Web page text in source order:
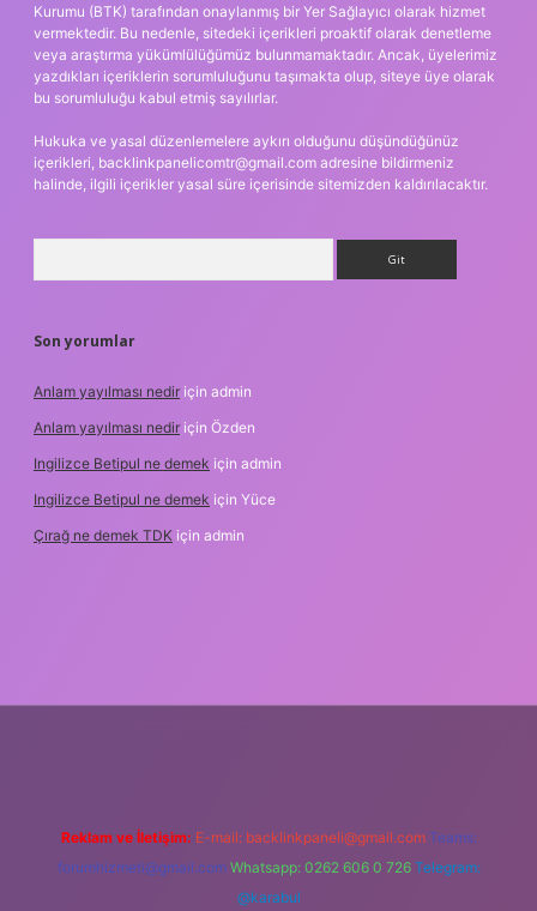
Kurumu (BTK) tarafından onaylanmış bir Yer Sağlayıcı olarak hizmet
vermektedir. Bu nedenle, sitedeki içerikleri proaktif olarak denetleme
veya araştırma yükümlülüğümüz bulunmamaktadır. Ancak, üyelerimiz
yazdıkları içeriklerin sorumluluğunu taşımakta olup, siteye üye olarak
bu sorumluluğu kabul etmiş sayılırlar.
Hukuka ve yasal düzenlemelere aykırı olduğunu düşündüğünüz
içerikleri, backlinkpanelicomtr@gmail.com adresine bildirmeniz
halinde, ilgili içerikler yasal süre içerisinde sitemizden kaldırılacaktır.
Son yorumlar
Anlam yayılması nedir için admin
Anlam yayılması nedir için Özden
Ingilizce Betipul ne demek için admin
Ingilizce Betipul ne demek için Yüce
Çırağ ne demek TDK için admin
Reklam ve İletişim: E-mail: backlinkpaneli@gmail.com Teams:
forumhizmeti@gmail.com Whatsapp: 0262 606 0 726 Telegram:
@karabul